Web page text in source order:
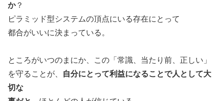
か？
ピラミッド型システムの頂点にいる存在にとって
都合がいいに決まっている。
ところがいつのまにか、この「常識、当たり前、正しい」
を守ることが、
自分にとって利益になることで人として大
切な